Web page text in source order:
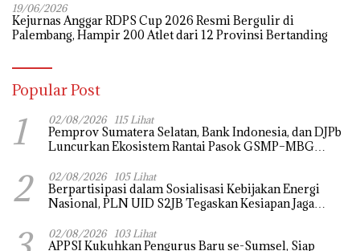
19/06/2026
Kejurnas Anggar RDPS Cup 2026 Resmi Bergulir di
Palembang, Hampir 200 Atlet dari 12 Provinsi Bertanding
Popular Post
1 02/08/2026 115 Lihat
Pemprov Sumatera Selatan, Bank Indonesia, dan DJPb
Luncurkan Ekosistem Rantai Pasok GSMP–MBG
Inflasi
2 02/08/2026 105 Lihat
Berpartisipasi dalam Sosialisasi Kebijakan Energi
Nasional, PLN UID S2JB Tegaskan Kesiapan Jaga
02/08/2026 103 Lihat
APPSI Kukuhkan Pengurus Baru se-Sumsel, Siap